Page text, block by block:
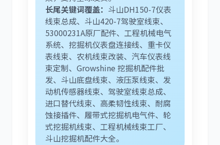
长尾关键词覆盖： 斗山DH150-7仪表
线束总成、斗山420-7驾驶室线束、
53000231A原厂配件、工程机械电气
系统、挖掘机仪表盘连接线、重卡仪
表线束、农机线束改装、汽车仪表线
束定制、Growshine 挖掘机配件批
发、斗山底盘线束、液压泵线束、发
动机传感器线束、驾驶室线束总成、
进口替代线束、高柔韧性线束、耐腐
蚀接插件、履带式挖掘机电气件、轮
式挖掘机线束、工程机械线束工厂、
斗山挖掘机配件大全。